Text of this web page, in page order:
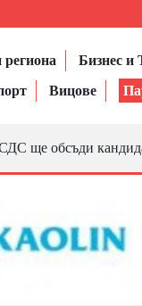
Бизнес и
Вицове
ще обсъди